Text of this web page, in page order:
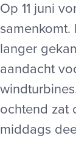
Op 11 juni
langer
aandacht
ochtend zat
middags